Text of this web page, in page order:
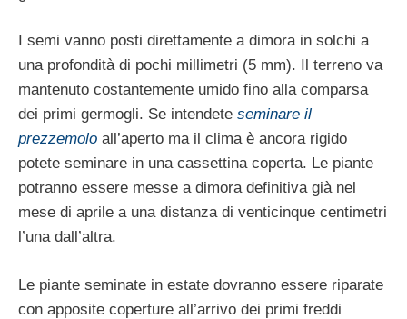
I semi vanno posti direttamente a dimora in solchi a
una profondità di pochi millimetri (5 mm). Il terreno va
mantenuto costantemente umido fino alla comparsa
dei primi germogli. Se intendete seminare il
prezzemolo all’aperto ma il clima è ancora rigido
potete seminare in una cassettina coperta. Le piante
potranno essere messe a dimora definitiva già nel
mese di aprile a una distanza di venticinque centimetri
l’una dall’altra.
Le piante seminate in estate dovranno essere riparate
con apposite coperture all’arrivo dei primi freddi